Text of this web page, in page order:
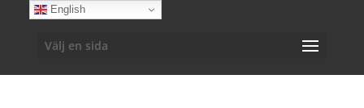
Välj en sida
English